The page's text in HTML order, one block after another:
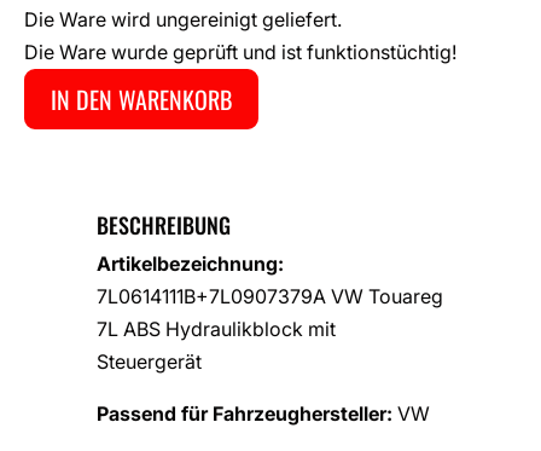
Die Ware wird ungereinigt geliefert.
Die Ware wurde geprüft und ist funktionstüchtig!
IN DEN WARENKORB
BESCHREIBUNG
Artikelbezeichnung:
7L0614111B+7L0907379A VW Touareg
7L ABS Hydraulikblock mit
Steuergerät
Passend für Fahrzeughersteller: VW